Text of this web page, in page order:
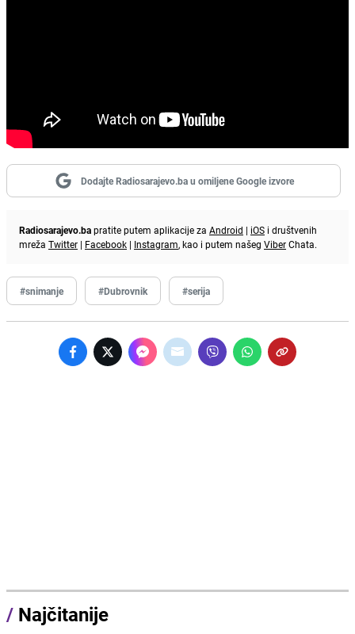
Dodajte Radiosarajevo.ba u omiljene Google izvore
Radiosarajevo.bapratite putem aplikacije za Android | iOS i društvenih
mreža Twitter | Facebook | Instagram, kao i putem našeg ViberChata.
#snimanje #Dubrovnik #serija
/ Najčitanije